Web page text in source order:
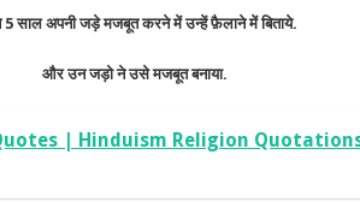
साल अपनी जड़े मजबूत करने में उन्हें फ़ैलाने में बिताये.
और उन जड़ो ने उसे मजबूत बनाया.
| Hinduism Religion